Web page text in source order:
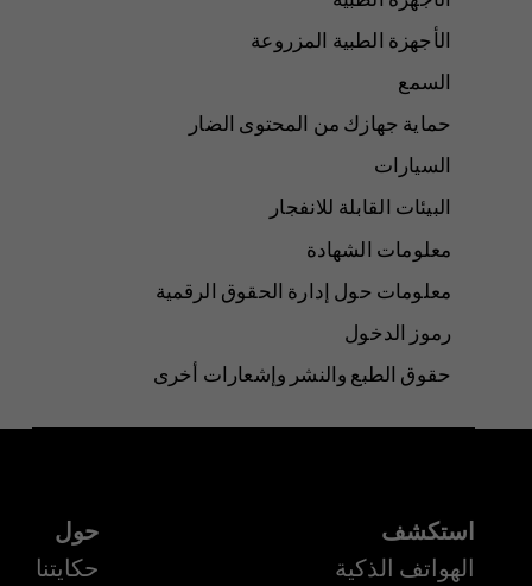
الأجهزة الطبية المزروعة
السمع
حماية جهازك من المحتوى الضار
السيارات
البيئات القابلة للانفجار
معلومات الشهادة
معلومات حول إدارة الحقوق الرقمية
رموز الدخول
حقوق الطبع والنشر وإشعارات أخرى
استكشف
الهواتف الذكية
حول
حكايتنا